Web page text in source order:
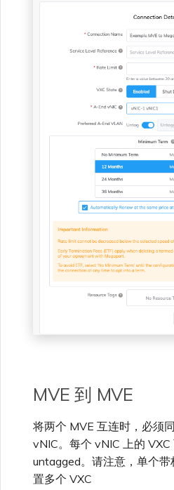
设置 OpenMetrics 服务监控
Azure 服务密钥 API 响应字
MVE 到 MVE
将两个 MVE 互连时，必须
vNIC。每个 vNIC 上的
untagged。请注意，单个
置多个 VXC